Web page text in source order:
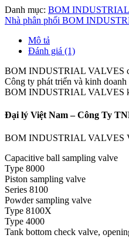
Danh mục: BOM
Nhà phân phối BOM
Mô tả
Đánh giá (1)
BOM INDUSTRIAL VALVES
Công ty phát triển và kinh
BOM INDUSTRIAL VALVES
Đại lý Việt Nam – Công Ty
BOM INDUSTRIAL VALVES
Capacitive ball sampling valve
Type 8000
Piston sampling valve
Series 8100
Powder sampling valve
Type 8100X
Type 4000
Tank bottom check valve,